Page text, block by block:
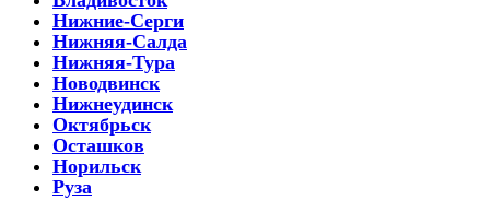
Нижние-Серги
Нижняя-Салда
Нижняя-Тура
Новодвинск
Нижнеудинск
Октябрьск
Осташков
Норильск
Руза